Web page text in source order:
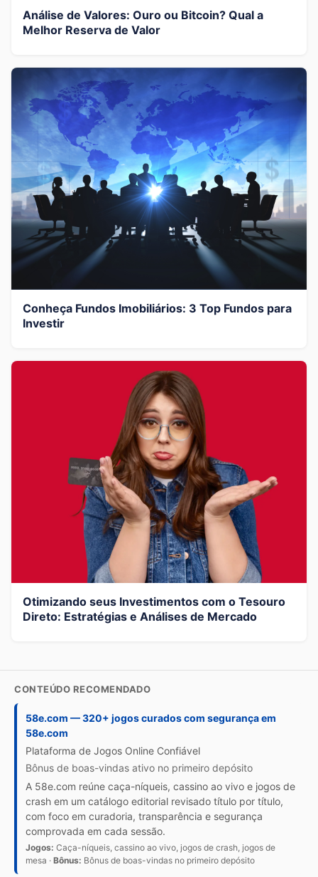
Análise de Valores: Ouro ou Bitcoin? Qual a
Melhor Reserva de Valor
Conheça Fundos Imobiliários: 3 Top Fundos para
Investir
Otimizando seus Investimentos com o Tesouro
Direto: Estratégias e Análises de Mercado
CONTEÚDO RECOMENDADO
58e.com — 320+ jogos curados com segurança em
58e.com
Plataforma de Jogos Online Confiável
Bônus de boas-vindas ativo no primeiro depósito
A 58e.com reúne caça-níqueis, cassino ao vivo e jogos de
crash em um catálogo editorial revisado título por título,
com foco em curadoria, transparência e segurança
comprovada em cada sessão.
Jogos: Caça-níqueis, cassino ao vivo, jogos de crash, jogos de
mesa · Bônus: Bônus de boas-vindas no primeiro depósito